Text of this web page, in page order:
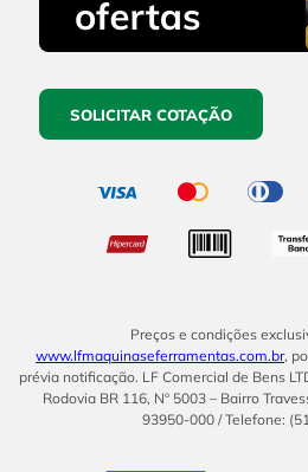
SOLICITAR COTAÇÃO
Preços e condições
www.lfmaquinaseferramentas.com.br,
prévia notificação. LF Comercial de Bens
Rodovia BR 116, Nº 5003 – Bairro
93950-000 / Telefone: